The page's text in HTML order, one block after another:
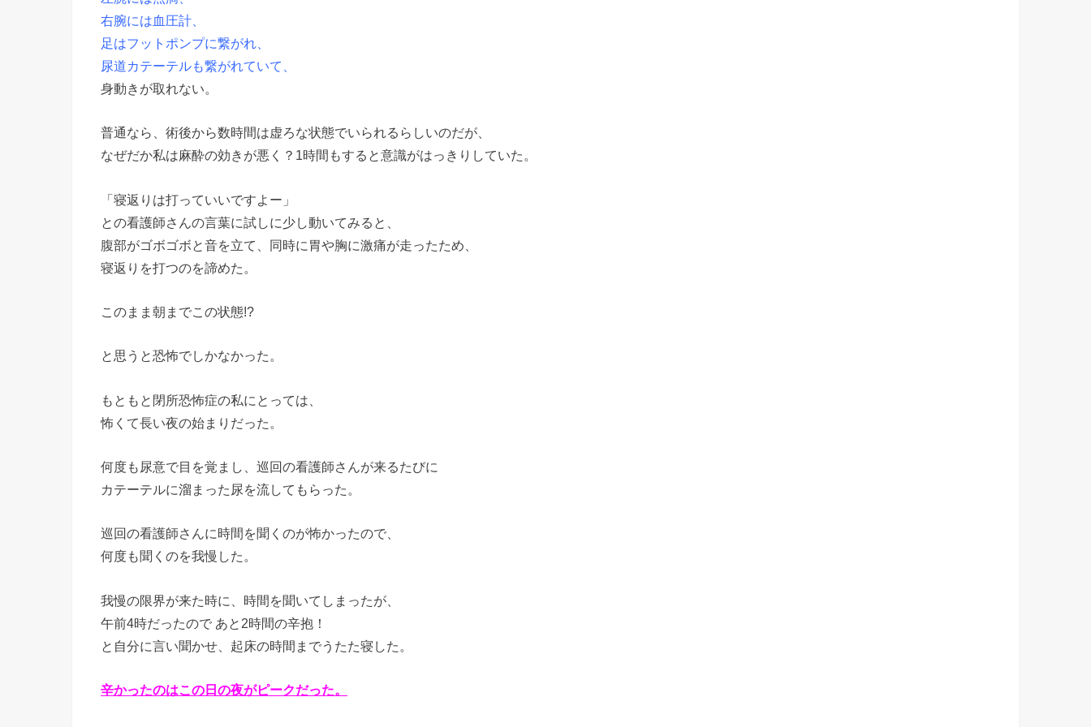
右腕には血圧計、
足はフットポンプに繋がれ、
尿道カテーテルも繋がれていて、
身動きが取れない。
普通なら、術後から数時間は虚ろな状態でいられるらしいのだが、
なぜだか私は麻酔の効きが悪く？1時間もすると意識がはっきりしていた。
「寝返りは打っていいですよー」
との看護師さんの言葉に試しに少し動いてみると、
腹部がゴボゴボと音を立て、同時に胃や胸に激痛が走ったため、
寝返りを打つのを諦めた。
このまま朝までこの状態!?
と思うと恐怖でしかなかった。
もともと閉所恐怖症の私にとっては、
怖くて長い夜の始まりだった。
何度も尿意で目を覚まし、巡回の看護師さんが来るたびに
カテーテルに溜まった尿を流してもらった。
巡回の看護師さんに時間を聞くのが怖かったので、
何度も聞くのを我慢した。
我慢の限界が来た時に、時間を聞いてしまったが、
午前4時だったので あと2時間の辛抱！
と自分に言い聞かせ、起床の時間までうたた寝した。
辛かったのはこの日の夜がピークだった。